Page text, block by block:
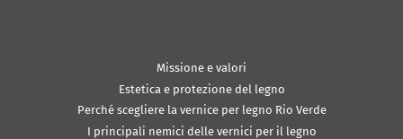
Missione e valori
Estetica e protezione del legno
Perché scegliere la vernice per legno Rio Verde
I principali nemici delle vernici per il legno